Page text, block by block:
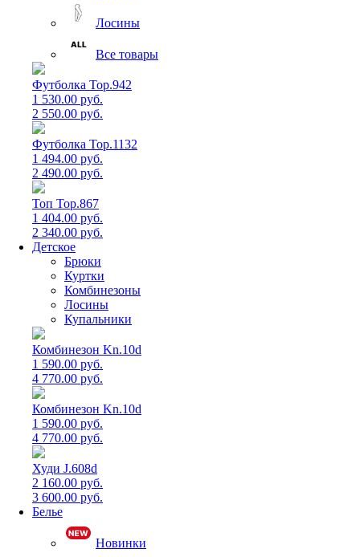
Лосины
Все товары
Футболка Top.942
1 530.00 руб.
2 550.00 руб.
Футболка Top.1132
1 494.00 руб.
2 490.00 руб.
Топ Top.867
1 404.00 руб.
2 340.00 руб.
Детское
Брюки
Куртки
Комбинезоны
Лосины
Купальники
Комбинезон Kn.10d
1 590.00 руб.
4 770.00 руб.
Комбинезон Kn.10d
1 590.00 руб.
4 770.00 руб.
Худи J.608d
2 160.00 руб.
3 600.00 руб.
Белье
Новинки